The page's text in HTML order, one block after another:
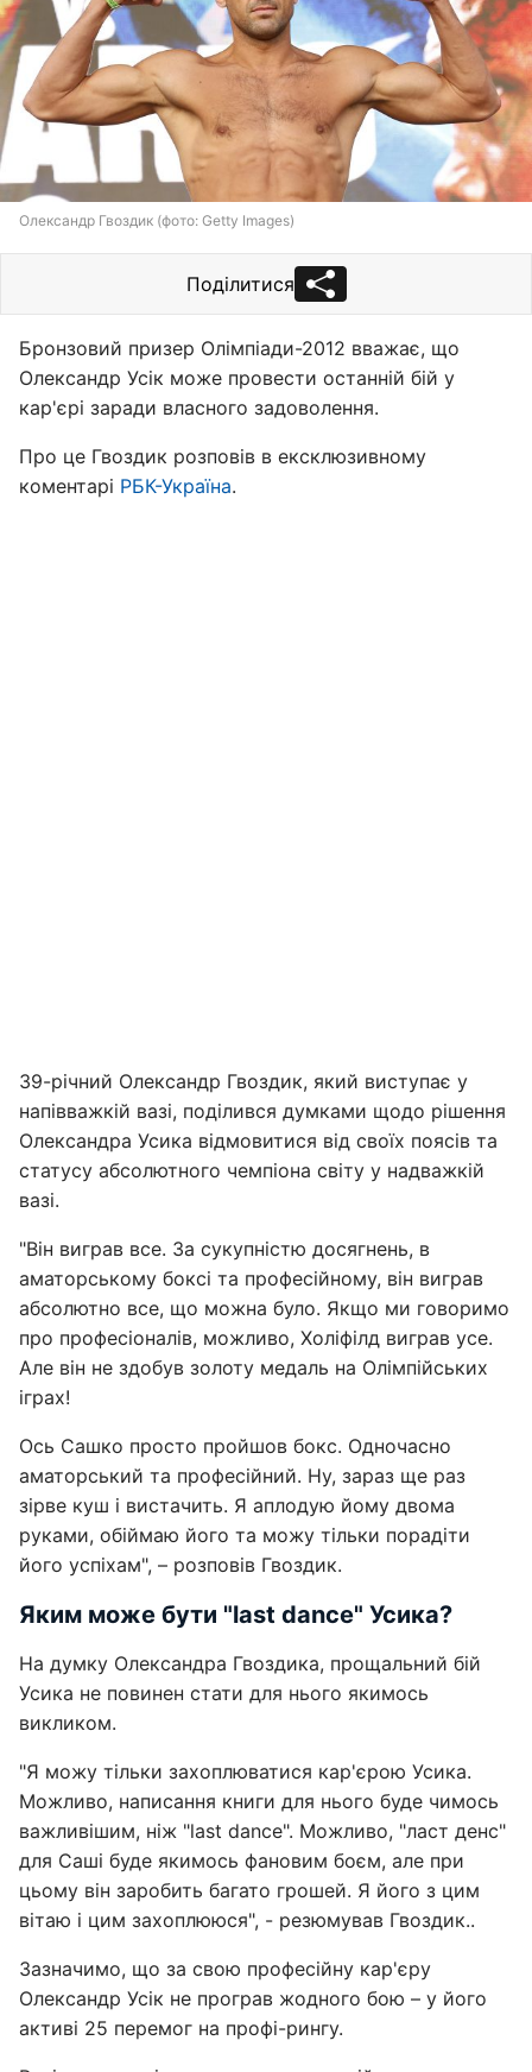
Олександр Гвоздик (фото: Getty Images)
Поділитися
Бронзовий призер Олімпіади-2012 вважає, що
Олександр Усік може провести останній бій у
кар'єрі заради власного задоволення.
Про це Гвоздик розповів в ексклюзивному
коментарі РБК-Україна.
39-річний Олександр Гвоздик, який виступає у
напівважкій вазі, поділився думками щодо рішення
Олександра Усика відмовитися від своїх поясів та
статусу абсолютного чемпіона світу у надважкій
вазі.
"Він виграв все. За сукупністю досягнень, в
аматорському боксі та професійному, він виграв
абсолютно все, що можна було. Якщо ми говоримо
про професіоналів, можливо, Холіфілд виграв усе.
Але він не здобув золоту медаль на Олімпійських
іграх!
Ось Сашко просто пройшов бокс. Одночасно
аматорський та професійний. Ну, зараз ще раз
зірве куш і вистачить. Я аплодую йому двома
руками, обіймаю його та можу тільки порадіти
його успіхам", – розповів Гвоздик.
Яким може бути "last dance" Усика?
На думку Олександра Гвоздика, прощальний бій
Усика не повинен стати для нього якимось
викликом.
"Я можу тільки захоплюватися кар'єрою Усика.
Можливо, написання книги для нього буде чимось
важливішим, ніж "last dance". Можливо, "ласт денс"
для Саші буде якимось фановим боєм, але при
цьому він заробить багато грошей. Я його з цим
вітаю і цим захоплююся", - резюмував Гвоздик..
Зазначимо, що за свою професійну кар'єру
Олександр Усік не програв жодного бою – у його
активі 25 перемог на профі-рингу.